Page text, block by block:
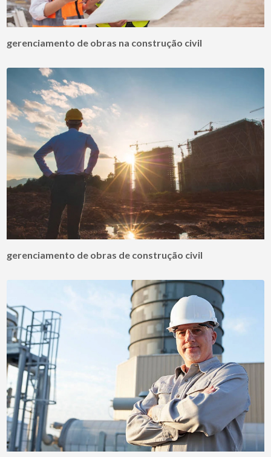
gerenciamento de obras na construção civil
gerenciamento de obras de construção civil